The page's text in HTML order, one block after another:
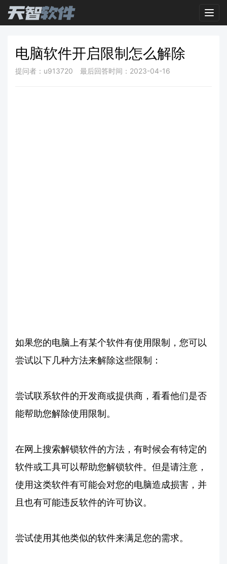
电脑软件开启限制怎么解除
提问者：u913720 最后回答时间：2023-04-16
如果您的电脑上有某个软件有使用限制，您可以
尝试以下几种方法来解除这些限制：
尝试联系软件的开发商或提供商，看看他们是否
能帮助您解除使用限制。
在网上搜索解锁软件的方法，有时候会有特定的
软件或工具可以帮助您解锁软件。但是请注意，
使用这类软件有可能会对您的电脑造成损害，并
且也有可能违反软件的许可协议。
尝试使用其他类似的软件来满足您的需求。